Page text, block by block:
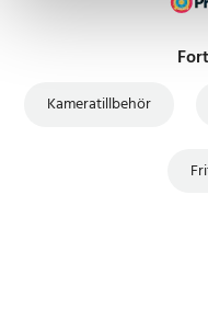
Kameratillbehör